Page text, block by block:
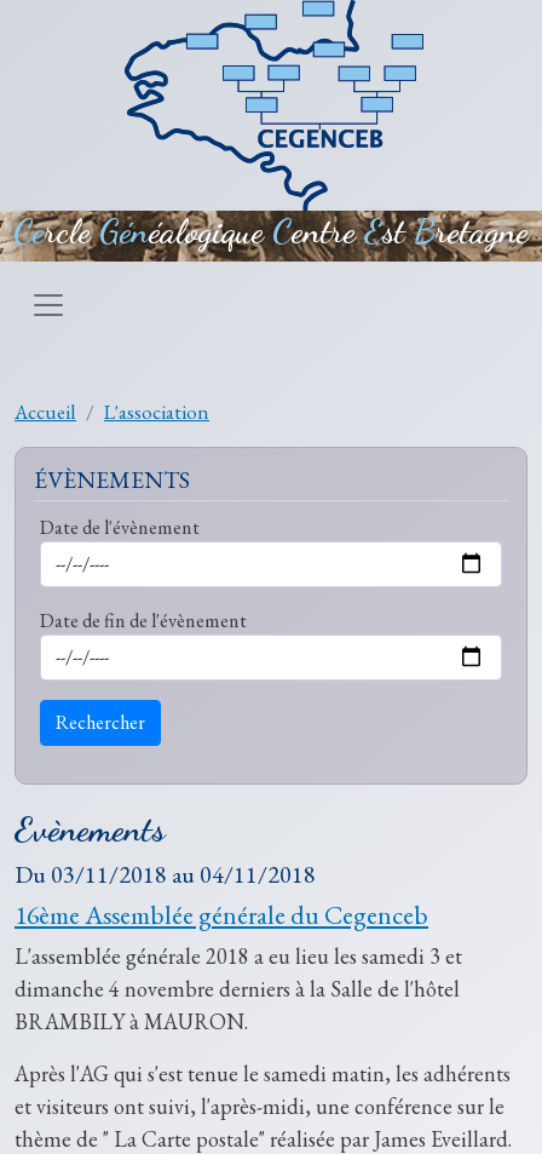
Aller au contenu principal
CercleGénéalogiqueCentreEstBretagne
Accueil L'association
Evènements
Du03/11/2018 au04/11/2018
16ème Assemblée générale du Cegenceb
L'assemblée générale 2018 a eu lieu les samedi 3 et
dimanche 4 novembre derniers à la Salle de l'hôtel
BRAMBILY à MAURON.
Après l'AG qui s'est tenue le samedi matin, les adhérents
et visiteurs ont suivi, l'après-midi, une conférence sur le
thème de " La Carte postale" réalisée par James Eveillard.
ÉVÈNEMENTS
Date de l'évènement
Date de fin de l'évènement
Rechercher